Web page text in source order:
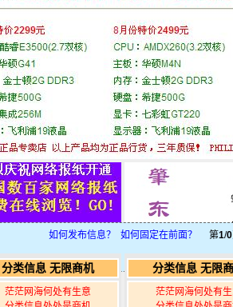
如何发布信息？ 如何固定在前面？ 第1/0
分类信息 无限商机
茫茫网海何处有生意
分类信息 无限
茫茫网海何处有